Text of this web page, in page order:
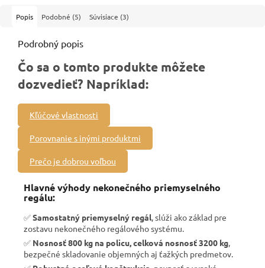
Popis Podobné (5) Súvisiace (3)
Podrobný popis
Čo sa o tomto produkte môžete
dozvedieť? Napríklad:
Kľúčové vlastnosti
Porovnanie s inými produktmi
Prečo je dobrou voľbou
Hlavné výhody nekonečného priemyselného
regálu:
✅Samostatný priemyselný regál , slúži ako základ pre
zostavu nekonečného regálového systému.
✅ Nosnosť 800 kg na policu, celková nosnosť 3200 kg
bezpečné skladovanie objemných aj ťažkých predmetov.